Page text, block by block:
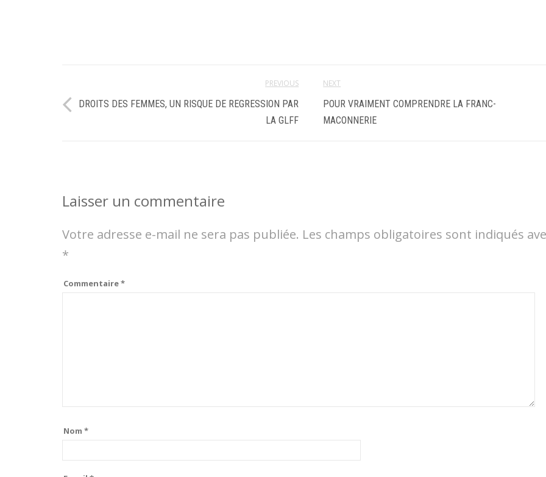
PREVIOUS
DROITS DES FEMMES, UN RISQUE DE REGRESSION PAR
LA GLFF
NEXT
POUR VRAIMENT COMPRENDRE LA FRANC-
MACONNERIE
Laisser un commentaire
Votre adresse e-mail ne sera pas publiée. Les champs obligatoires sont indiqués
*
Commentaire*
Nom *